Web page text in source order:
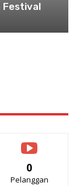
Festival
0
Pelanggan